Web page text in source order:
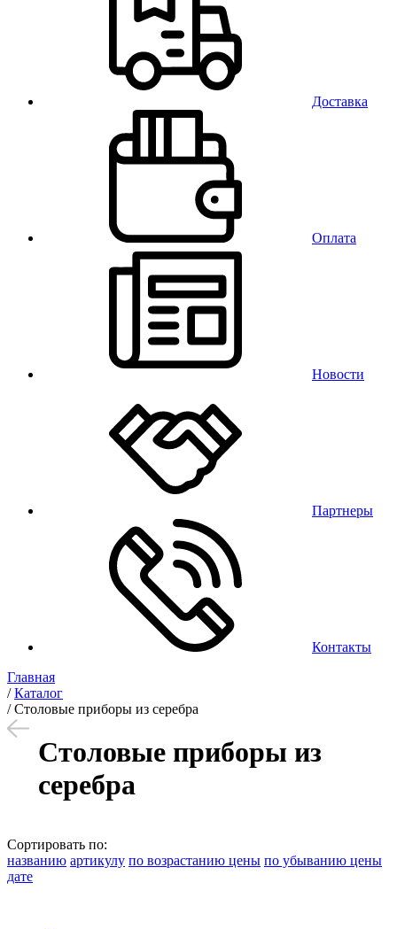
Доставка
Оплата
Новости
Партнеры
Контакты
Главная
/Каталог
/Столовые приборы из серебра
Столовые приборы из
серебра
Сортировать по:
названию артикулу по возрастанию цены по убыванию цены
дате